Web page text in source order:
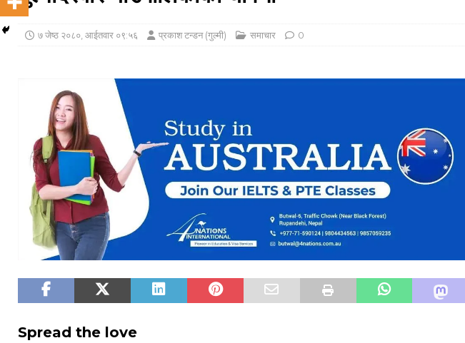
७ जेष्ठ २०८०, आईतवार ०९:५६ प्रकाश टन्डन (गुल्मी) समाचार 0
Spread the love